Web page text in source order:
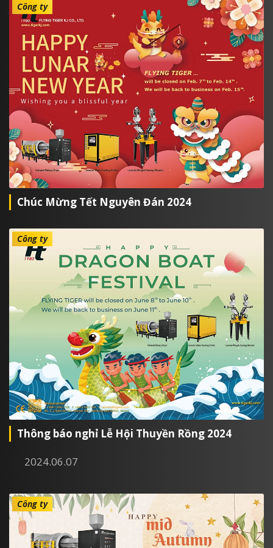
Công ty
Chúc Mừng Tết Nguyên Đán 2024
Công ty
Thông báo nghỉ Lễ Hội Thuyền Rồng 2024
2024.06.07
Công ty